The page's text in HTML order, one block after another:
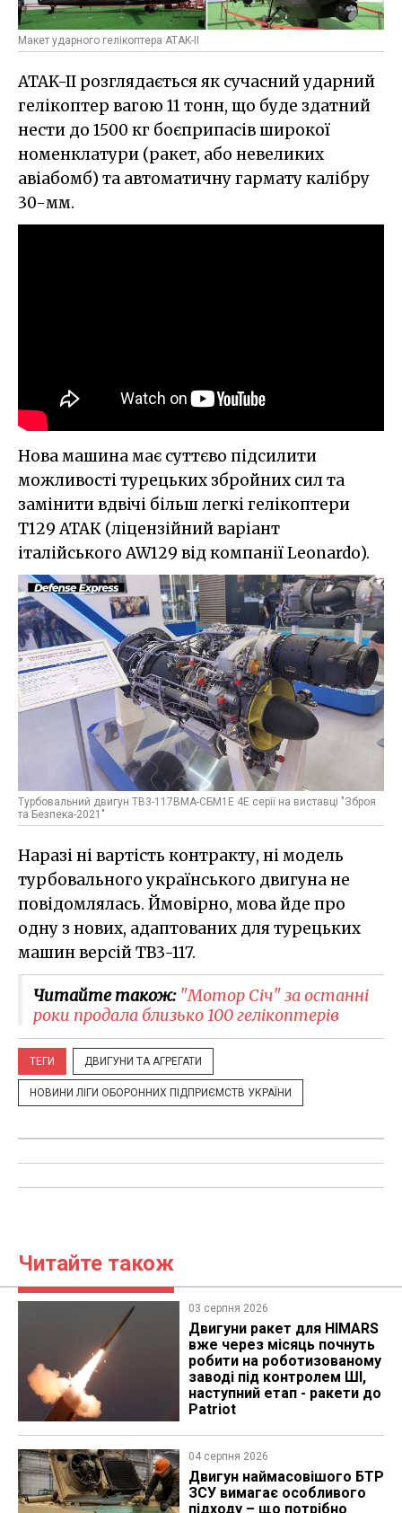
Макет ударного гелікоптера ATAK-II
ATAK-II розглядається як сучасний ударний
гелікоптер вагою 11 тонн, що буде здатний
нести до 1500 кг боєприпасів широкої
номенклатури (ракет, або невеликих
авіабомб) та автоматичну гармату калібру
30-мм.
Нова машина має суттєво підсилити
можливості турецьких збройних сил та
замінити вдвічі більш легкі гелікоптери
Т129 АТАК (ліцензійний варіант
італійського AW129 від компанії Leonardo).
Турбовальний двигун ТВ3-117ВМА-СБМ1Е 4Е серії на виставці "Зброя
та Безпека-2021"
Наразі ні вартість контракту, ні модель
турбовального українського двигуна не
повідомлялась. Ймовірно, мова йде про
одну з нових, адаптованих для турецьких
машин версій ТВ3-117.
Читайте також: "Мотор Січ" за останні
роки продала близько 100 гелікоптерів
ТЕГИ ДВИГУНИ ТА АГРЕГАТИ
НОВИНИ ЛІГИ ОБОРОННИХ ПІДПРИЄМСТВ УКРАЇНИ
Читайте також
03 серпня 2026
Двигуни ракет для HIMARS
вже через місяць почнуть
робити на роботизованому
заводі під контролем ШІ,
наступний етап - ракети до
Patriot
04 серпня 2026
​Двигун наймасовішого БТР
ЗСУ вимагає особливого
підходу – що потрібно